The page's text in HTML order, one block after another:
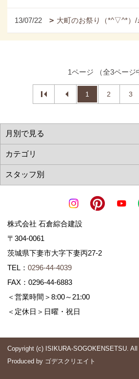
13/07/22 大町のお祭り（*^▽^*）/
1ページ （全3ページ
1 2 3
株式会社 石倉綜合建設
〒304-0061
茨城県下妻市大字下妻丙27-2
TEL： 0296-44-4039
FAX：0296-44-6883
＜営業時間＞8:00～21:00
＜定休日＞日曜・祝日
Copyright (c) ISIKURA-SOGOKENSETSU. All
Produced by ゴデスクリエイト